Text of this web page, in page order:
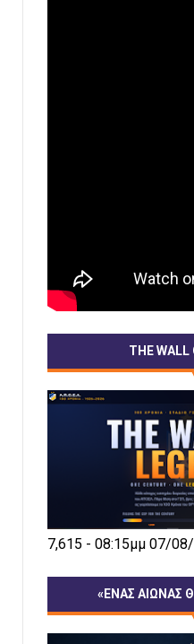
THE WALL
7,615 - 08:15μμ 07/
«ΕΝΑΣ ΑΙΩΝΑΣ